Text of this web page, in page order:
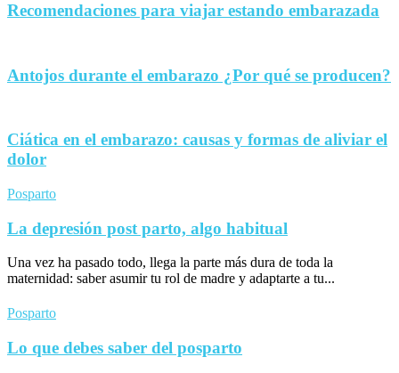
Recomendaciones para viajar estando embarazada
Antojos durante el embarazo ¿Por qué se producen?
Ciática en el embarazo: causas y formas de aliviar el
dolor
Posparto
La depresión post parto, algo habitual
Una vez ha pasado todo, llega la parte más dura de toda la
maternidad: saber asumir tu rol de madre y adaptarte a tu...
Posparto
Lo que debes saber del posparto